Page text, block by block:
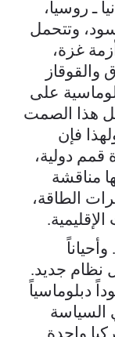
ـ روسيا،
وتتحمل
غزة،
على
هذا الصمت
فإن
قمم دولية،
مناقشة
الطاقة،
نظام جديد.
دبلوماسياً
السياسة
واحدة